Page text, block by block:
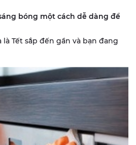
bóng một cách dễ dàng để
Tết sắp đến gần và bạn đang